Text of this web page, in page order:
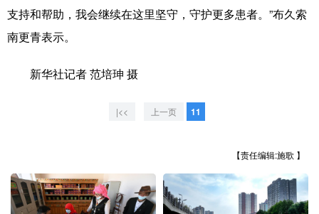
支持和帮助，我会继续在这里坚守，守护更多患者。”布久索
南更青表示。
新华社记者 范培珅 摄
|<< 上一页 11
【责任编辑:施歌 】